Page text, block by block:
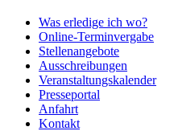
Was erledige ich wo?
Online-Terminvergabe
Stellenangebote
Ausschreibungen
Veranstaltungskalender
Presseportal
Anfahrt
Kontakt